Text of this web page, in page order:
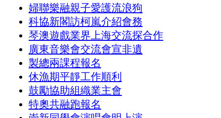
婦聯樂融親子愛護流浪狗
科協新閣訪柯嵐介紹會務
琴澳遊戲業界上海交流探合作
廣東音樂會交流會宣非遺
製總兩課程報名
休漁期平靜工作順利
鼓勵協助組織業主會
特奧共融跑報名